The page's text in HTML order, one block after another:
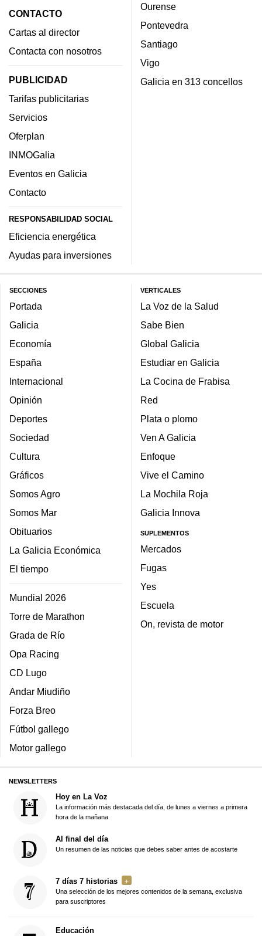
CONTACTO
Cartas al director
Contacta con nosotros
PUBLICIDAD
Tarifas publicitarias
Servicios
Oferplan
INMOGalia
Eventos en Galicia
Contacto
RESPONSABILIDAD SOCIAL
Eficiencia energética
Ayudas para inversiones
Ourense
Pontevedra
Santiago
Vigo
Galicia en 313 concellos
SECCIONES
Portada
Galicia
Economía
España
Internacional
Opinión
Deportes
Sociedad
Cultura
Gráficos
Somos Agro
Somos Mar
Obituarios
La Galicia Económica
El tiempo
Mundial 2026
Torre de Marathon
Grada de Río
Opa Racing
CD Lugo
Andar Miudiño
Forza Breo
Fútbol gallego
Motor gallego
VERTICALES
La Voz de la Salud
Sabe Bien
Global Galicia
Estudiar en Galicia
La Cocina de Frabisa
Red
Plata o plomo
Ven A Galicia
Enfoque
Vive el Camino
La Mochila Roja
Galicia Innova
SUPLEMENTOS
Mercados
Fugas
Yes
Escuela
On, revista de motor
NEWSLETTERS
Hoy en La Voz
La información más destacada del día, de lunes a viernes a primera
hora de la mañana
Al final del día
Un resumen de las noticias que debes saber antes de acostarte
7 días 7 historias
Una selección de los mejores contenidos de la semana, exclusiva
para suscriptores
Educación